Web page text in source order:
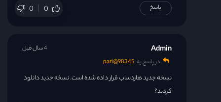
0 0 پاسخ
Admin
در پاسخ به 98345@pari
نسخه جدید هاردساب قرار داده شده است. نسخه جدید دانلود
کردید؟
4 سال قبل